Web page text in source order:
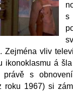
s
Zejména vliv
ikonoklasmu á
právě s
roku 1967) si